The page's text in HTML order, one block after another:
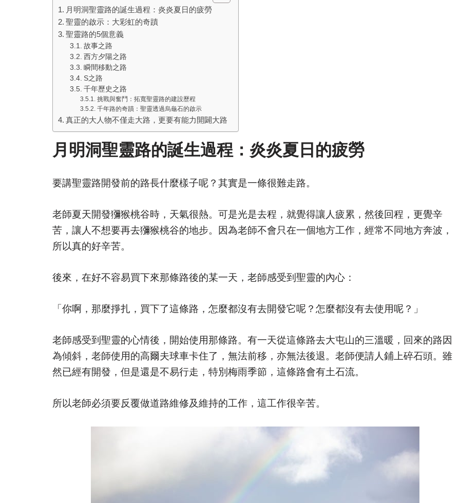
月明洞聖靈路的誕生過程：炎炎夏日的疲勞
聖靈的啟示：大彩虹的奇蹟
聖靈路的5個意義
故事之路
西方夕陽之路
瞬間移動之路
S之路
千年歷史之路
挑戰與奮鬥：拓寬聖靈路的建設歷程
千年路的奇蹟：聖靈透過烏龜石的啟示
真正的大人物不僅走大路，更要有能力開闢大路
月明洞聖靈路的誕生過程：炎炎夏日的疲勞
要講聖靈路開發前的路長什麼樣子呢？其實是一條很難走路。
老師夏天開發獼猴桃谷時，天氣很熱。可是光是去程，就覺得讓人疲累，然後回程，更覺辛
苦，讓人不想要再去獼猴桃谷的地步。因為老師不會只在一個地方工作，經常不同地方奔波，
所以真的好辛苦。
後來，在好不容易買下來那條路後的某一天，老師感受到聖靈的內心：
「你啊，那麼掙扎，買下了這條路，怎麼都沒有去開發它呢？怎麼都沒有去使用呢？」
老師感受到聖靈的心情後，開始使用那條路。有一天從這條路去大屯山的三溫暖，回來的路因
為傾斜，老師使用的高爾夫球車卡住了，無法前移，亦無法後退。老師便請人鋪上碎石頭。雖
然已經有開發，但是還是不易行走，特別梅雨季節，這條路會有土石流。
所以老師必須要反覆做道路維修及維持的工作，這工作很辛苦。